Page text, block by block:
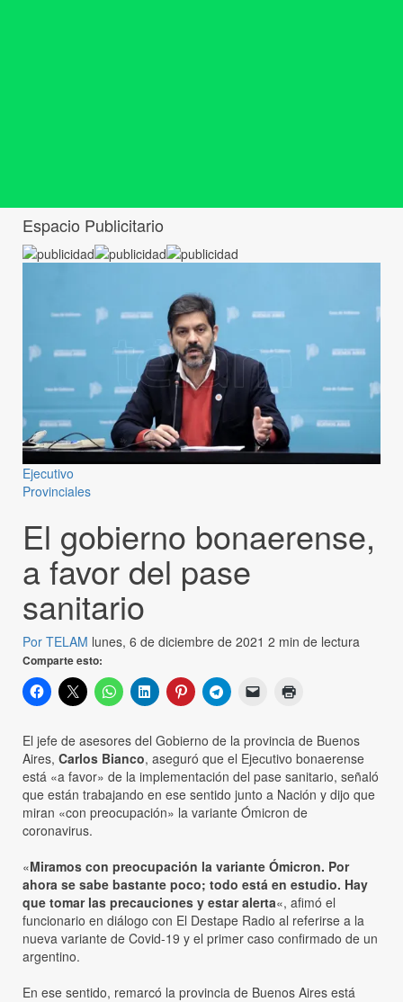
Espacio Publicitario
Ejecutivo
Provinciales
El gobierno bonaerense,
a favor del pase
sanitario
Por TELAM lunes, 6 de diciembre de 2021 2 min de lectura
Comparte esto:
El jefe de asesores del Gobierno de la provincia de Buenos
Aires, Carlos Bianco, aseguró que el Ejecutivo bonaerense
está «a favor» de la implementación del pase sanitario, señaló
que están trabajando en ese sentido junto a Nación y dijo que
miran «con preocupación» la variante Ómicron de
coronavirus.
«Miramos con preocupación la variante Ómicron. Por
ahora se sabe bastante poco; todo está en estudio. Hay
que tomar las precauciones y estar alerta«, afimó el
funcionario en diálogo con El Destape Radio al referirse a la
nueva variante de Covid-19 y el primer caso confirmado de un
argentino.
En ese sentido, remarcó la provincia de Buenos Aires está